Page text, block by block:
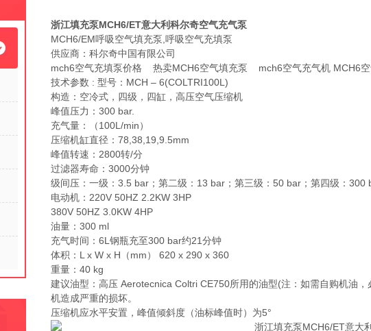
浙江填充泵MCH6/ET意大利科尔奇空气充气泵
MCH6/EM呼吸空气填充泵,呼吸空气充填泵
供应商：科尔奇中国有限公司
mch6空气充填泵价格 热卖MCH6空气填充泵 mch6空气充气机 MCH6空
技术参数 : 型号：MCH – 6(COLTRI100L)
构造：空冷式，四级，四缸，高压空气压缩机
峰值压力：300 bar.
充气量：（100L/min）
压缩机缸直径：78,38,19,9.5mm
峰值转速：2800转/分
过滤器寿命：3000分钟
级间压：一级：3.5 bar；第二级：13 bar；第三级：50 bar；第四级：300
电动机：220V 50HZ 2.2KW 3HP
380V 50HZ 3.0KW 4HP
油量：300 ml
充气时间：6L钢瓶充至300 bar约21分钟
体积：L x W x H（mm） 620 x 290 x 360
重量：40 kg
建议油型：高压 Aerotecnica Coltri CE750所用的油型(注：如需自购机油
机造成严重的损坏。
压缩机应水平安置，峰值倾斜度（油标峰值时）为5°